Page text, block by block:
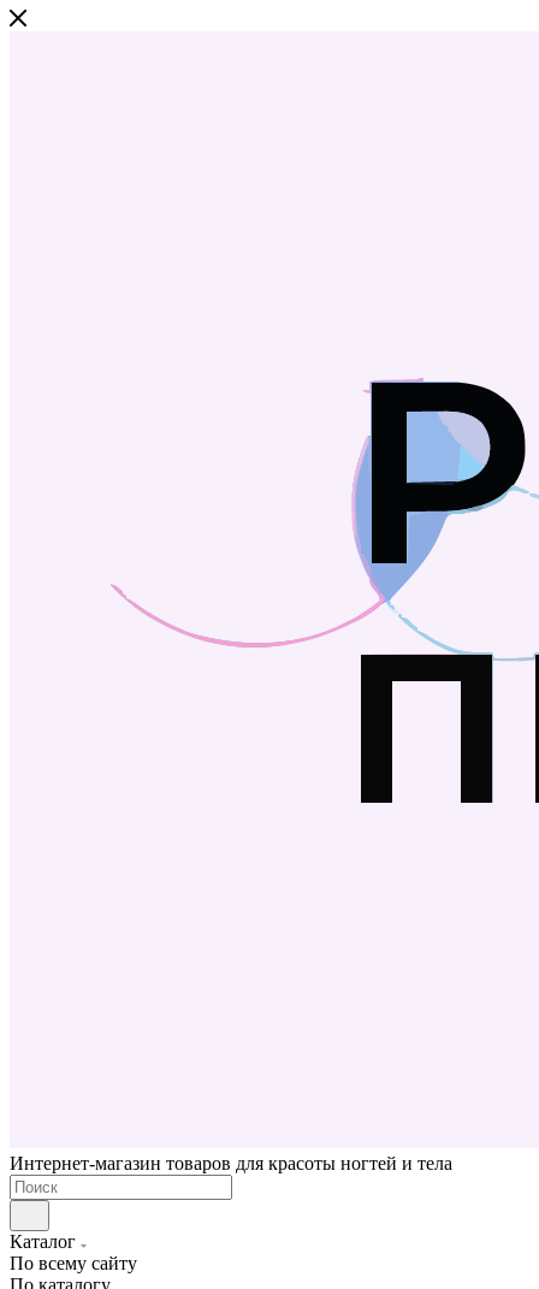
Интернет-магазин товаров для красоты ногтей и тела
Каталог
По всему сайту
По каталогу